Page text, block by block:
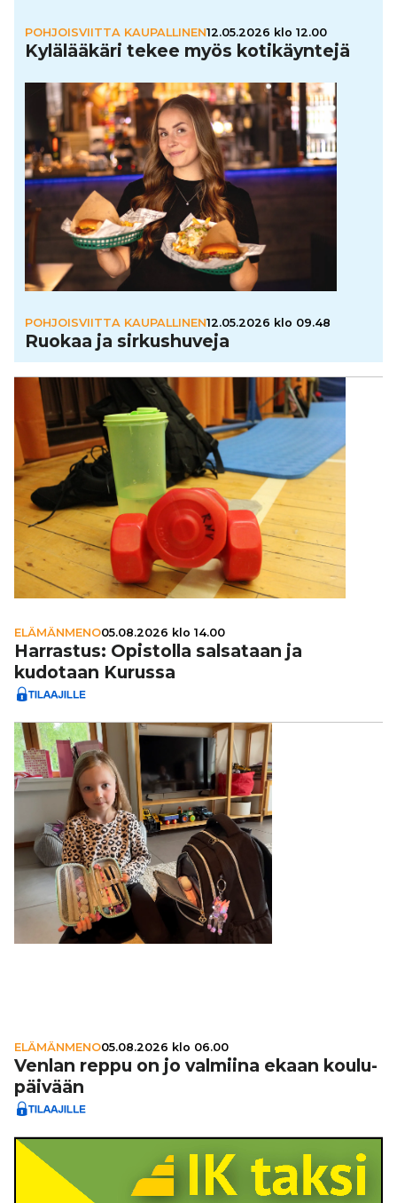
POHJOISVIITTA KAUPALLINEN12.05.2026 klo 12.00
Kylä­lää­käri tekee myös koti­käyn­tejä
POHJOISVIITTA KAUPALLINEN12.05.2026 klo 09.48
Ruokaa ja sir­kus­hu­veja
ELÄMÄNMENO05.08.2026 klo 14.00
Harrastus: Opistolla salsataan ja
kudotaan Kurussa
ELÄMÄNMENO05.08.2026 klo 06.00
Venlan reppu on jo valmiina ekaan kou­lu­
päi­vään